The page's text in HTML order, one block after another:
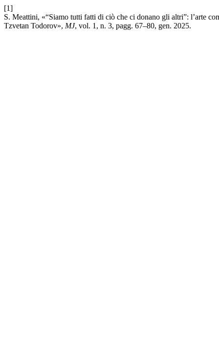
[1]
S. Meattini, «“Siamo tutti fatti di ciò che ci donano gli altri”: l’arte
Tzvetan Todorov», MJ, vol. 1, n. 3, pagg. 67–80, gen. 2025.